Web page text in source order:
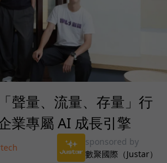
聲量、流量、存量」行
業專屬 AI 成長引擎
sponsored by
數聚國際（Justar）